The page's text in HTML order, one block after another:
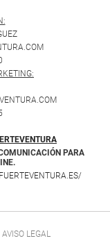
PARA
AVISO LEGAL